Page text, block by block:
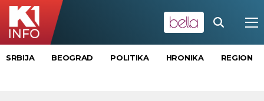
SRBIJA BEOGRAD POLITIKA HRONIKA REGION